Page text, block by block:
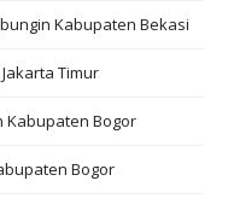
Kabupaten Bekasi
Timur
Kabupaten Bogor
Bogor